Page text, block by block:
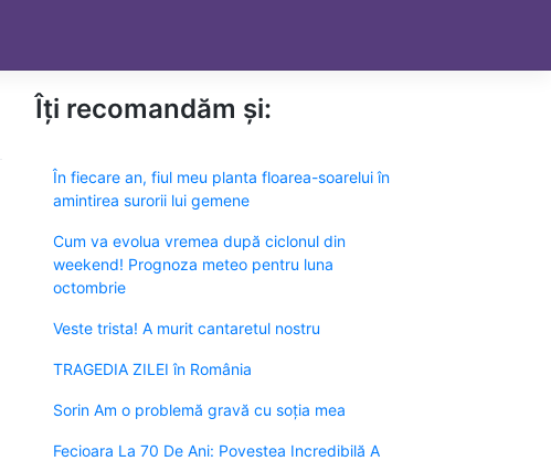
Îți recomandăm și:
În fiecare an, fiul meu planta floarea-soarelui în
amintirea surorii lui gemene
Cum va evolua vremea după ciclonul din
weekend! Prognoza meteo pentru luna
octombrie
Veste trista! A murit cantaretul nostru
TRAGEDIA ZILEI în România
Sorin Am o problemă gravă cu soția mea
Fecioara La 70 De Ani: Povestea Incredibilă A